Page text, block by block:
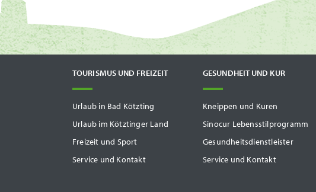
TOURISMUS UND FREIZEIT
Urlaub in Bad Kötzting
Urlaub im Kötztinger Land
Freizeit und Sport
Service und Kontakt
GESUNDHEIT UND KUR
Kneippen und Kuren
Sinocur Lebensstilprogramm
Gesundheitsdienstleister
Service und Kontakt